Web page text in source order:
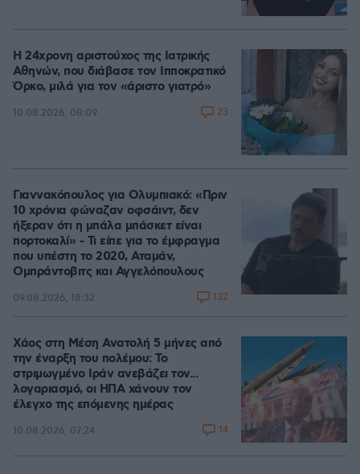
Η 24χρονη αριστούχος της Ιατρικής
Αθηνών, που διάβασε τον Ιπποκρατικό
Όρκο, μιλά για τον «άριστο γιατρό»
10.08.2026, 08:09 23
Γιαννακόπουλος για Ολυμπιακό: «Πριν
10 χρόνια φώναζαν οφσάιντ, δεν
ήξεραν ότι η μπάλα μπάσκετ είναι
πορτοκαλί» - Τι είπε για το έμφραγμα
που υπέστη το 2020, Αταμάν,
Ομπράντοβιτς και Αγγελόπουλους
09.08.2026, 18:32 132
Χάος στη Μέση Ανατολή 5 μήνες από
την έναρξη του πολέμου: Το
στριμωγμένο Ιράν ανεβάζει τον...
λογαριασμό, οι ΗΠΑ χάνουν τον
έλεγχο της επόμενης ημέρας
10.08.2026, 07:24 14